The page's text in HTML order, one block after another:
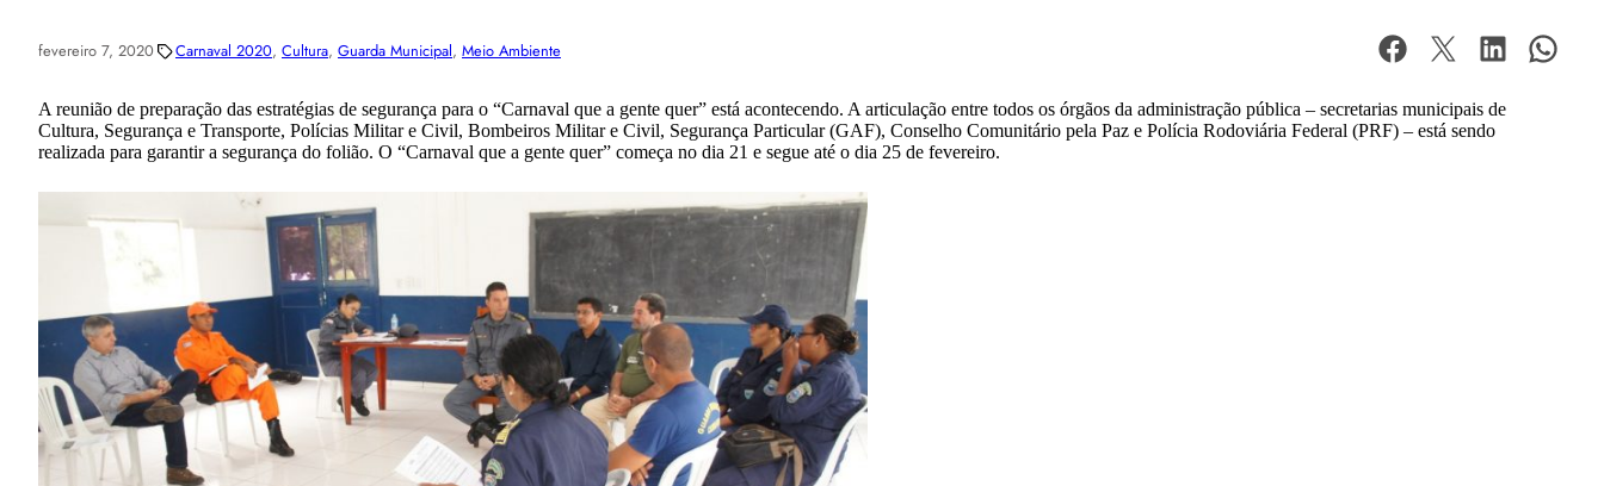
fevereiro 7, 2020 Carnaval 2020, Cultura, Guarda Municipal, Meio Ambiente
A reunião de preparação das estratégias de segurança para o “Carnaval que a gente quer” está acontecendo. A articulação entre todos os órgãos da administração pública – secretarias municipais de
Cultura, Segurança e Transporte, Polícias Militar e Civil, Bombeiros Militar e Civil, Segurança Particular (GAF), Conselho Comunitário pela Paz e Polícia Rodoviária Federal (PRF) – está sendo
realizada para garantir a segurança do folião. O “Carnaval que a gente quer” começa no dia 21 e segue até o dia 25 de fevereiro.